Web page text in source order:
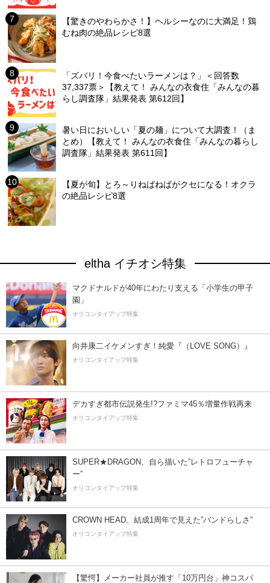
【驚きのやわらかさ！】ヘルシーなのに大満足！鶏
むね肉の絶品レシピ8選
「ズバリ！今食べたいラーメンは？」＜回答数
37,337票＞【教えて！ みんなの衣食住「みんなの暮
らし調査隊」結果発表 第612回】
暑い日においしい「夏の麺」について大調査！（ま
とめ）【教えて！ みんなの衣食住「みんなの暮らし
調査隊」結果発表 第611回】
【夏が旬】とろ～りねばねばがクセになる！オクラ
の絶品レシピ8選
eltha イチオシ特集
マクドナルドが40年にわたり支える「小学生の甲子
園」
オリコンタイアップ特集
向井康二イケメンすぎ！純愛『（LOVE SONG）』
オリコンタイアップ特集
デカすぎ都市伝説発生!?ファミマ45％増量作戦再来
オリコンタイアップ特集
SUPER★DRAGON、自ら描いた”レトロフューチャ
ー”
オリコンタイアップ特集
CROWN HEAD、結成1周年で見えた”バンドらしさ”
オリコンタイアップ特集
【驚愕】メーカー社員が推す「10万円台」神コスパ